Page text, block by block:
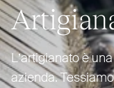
L’ar­ti­gianato è
azienda.